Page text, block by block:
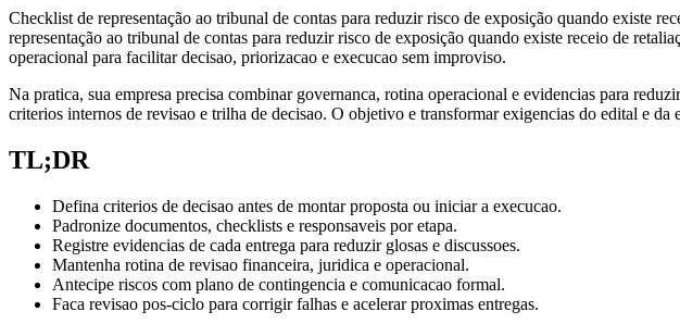
Checklist de representação ao tribunal de contas para reduzir risco de exposição quando existe
representação ao tribunal de contas para reduzir risco de exposição quando existe receio de
operacional para facilitar decisao, priorizacao e execucao sem improviso.
Na pratica, sua empresa precisa combinar governanca, rotina operacional e evidencias para
criterios internos de revisao e trilha de decisao. O objetivo e transformar exigencias do edital e
TL;DR
Defina criterios de decisao antes de montar proposta ou iniciar a execucao.
Padronize documentos, checklists e responsaveis por etapa.
Registre evidencias de cada entrega para reduzir glosas e discussoes.
Mantenha rotina de revisao financeira, juridica e operacional.
Antecipe riscos com plano de contingencia e comunicacao formal.
Faca revisao pos-ciclo para corrigir falhas e acelerar proximas entregas.